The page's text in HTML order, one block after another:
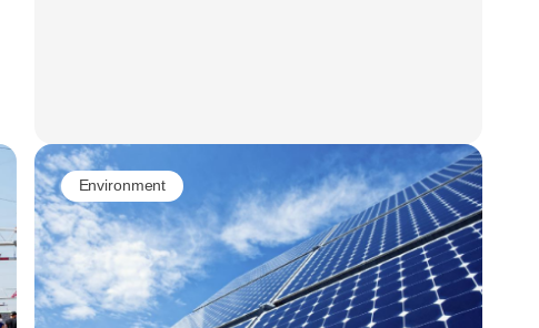
Environment